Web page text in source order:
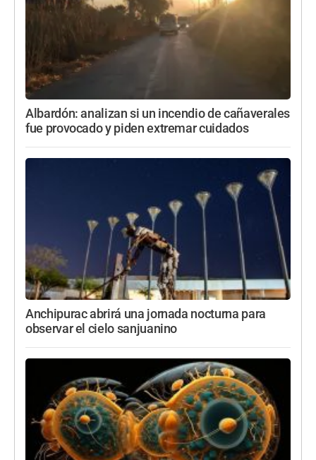
Albardón: analizan si un incendio de cañaverales
fue provocado y piden extremar cuidados
Anchipurac abrirá una jornada nocturna para
observar el cielo sanjuanino